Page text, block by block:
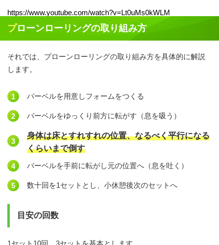
https://www.youtube.com/watch?v=Lt0uMs0kWLM
プローンローリングの取り組み方
それでは、プローンローリングの取り組み方を具体的に解説
します。
バーベルを用意しフォームをつくる
バーベルをゆっくり前方に転がす（息を吸う）
身体は床とすれすれの位置、なるべく平行になる
くらいまで倒す
バーベルを手前に転がし元の位置へ（息を吐く）
数十回を1セットとし、小休憩後次のセットへ
目安の回数
1セット10回、3セットを基本とします。